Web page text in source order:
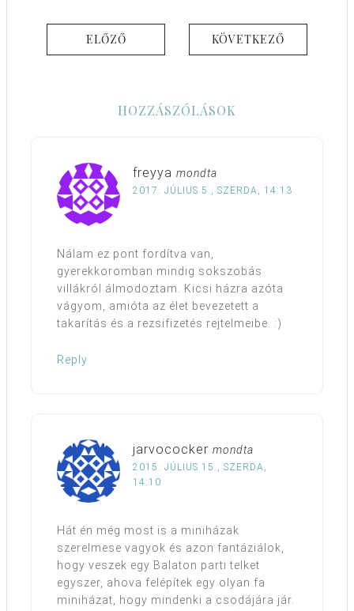
ELŐZŐ KÖVETKEZŐ
HOZZÁSZÓLÁSOK
freyya mondta
2017. JÚLIUS 5., SZERDA, 14:13
Nálam ez pont fordítva van,
gyerekkoromban mindig sokszobás
villákról álmodoztam. Kicsi házra azóta
vágyom, amióta az élet bevezetett a
takarítás és a rezsifizetés rejtelmeibe. :)
Reply
jarvococker mondta
2015. JÚLIUS 15., SZERDA,
14:10
Hát én még most is a miniházak
szerelmese vagyok és azon fantáziálok,
hogy veszek egy Balaton parti telket
egyszer, ahova felépítek egy olyan fa
miniházat, hogy mindenki a csodájára jár.